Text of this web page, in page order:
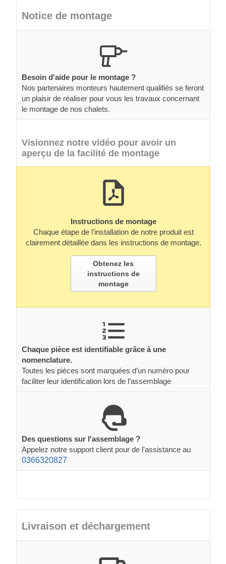
Notice de montage
Besoin d'aide pour le montage ?
Nos partenaires monteurs hautement qualifiés se feront
un plaisir de réaliser pour vous les travaux concernant
le montage de nos chalets.
Visionnez notre vidéo pour avoir un
aperçu de la facilité de montage
Instructions de montage
Chaque étape de l'installation de notre produit est
clairement détaillée dans les instructions de montage.
Obtenez les
instructions de
montage
Chaque pièce est identifiable grâce à une
nomenclature.
Toutes les pièces sont marquées d’un numéro pour
faciliter leur identification lors de l’assemblage
Des questions sur l'assemblage ?
Appelez notre support client pour de l'assistance au
0366320827
Livraison et déchargement